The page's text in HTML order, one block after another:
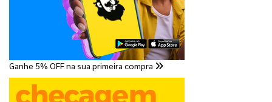
Ganhe 5% OFF na sua primeira compra